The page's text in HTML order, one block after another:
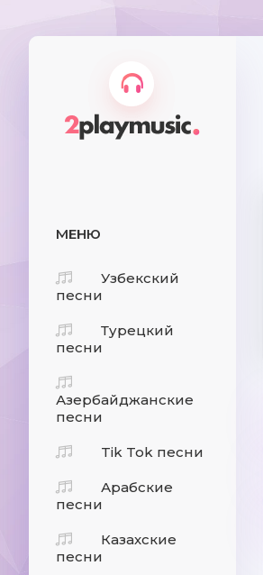
МЕНЮ
Узбекский
песни
Турецкий
песни
Азербайджанские
песни
Tik Tok песни
Арабские
песни
Казахские
песни